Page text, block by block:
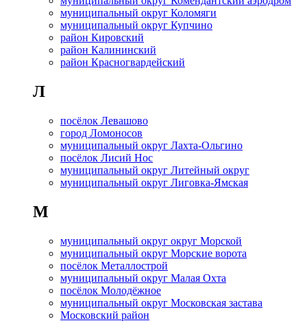
муниципальный округ Коломяги
муниципальный округ Купчино
район Кировский
район Калининский
район Красногвардейский
Л
посёлок Левашово
город Ломоносов
муниципальный округ Лахта-Ольгино
посёлок Лисий Нос
муниципальный округ Литейный округ
муниципальный округ Лиговка-Ямская
М
муниципальный округ округ Морской
муниципальный округ Морские ворота
посёлок Металлострой
муниципальный округ Малая Охта
посёлок Молодёжное
муниципальный округ Московская застава
Московский район